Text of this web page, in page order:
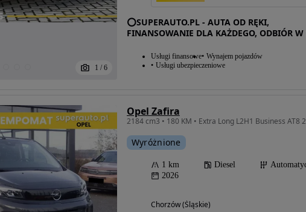
1 / 6
⭕SUPERAUTO.PL - AUTA OD RĘKI,
FINANSOWANIE DLA KAŻDEGO, ODBIÓR
Usługi finansowe Wynajem pojazdów
Usługi ubezpieczeniowe
Opel Zafira
Wyróżnione
1 km Diesel
2026
Chorzów (Śląskie)